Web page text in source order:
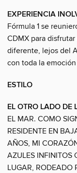
EXPERIENCIA
Fórmula 1 se
CDMX para
diferente, lejos del
con toda la
ESTILO
EL OTRO LADO DE
EL MAR. COMO
RESIDENTE EN
AÑOS, MI
AZULES INFINITOS
LUGAR, RODEADO